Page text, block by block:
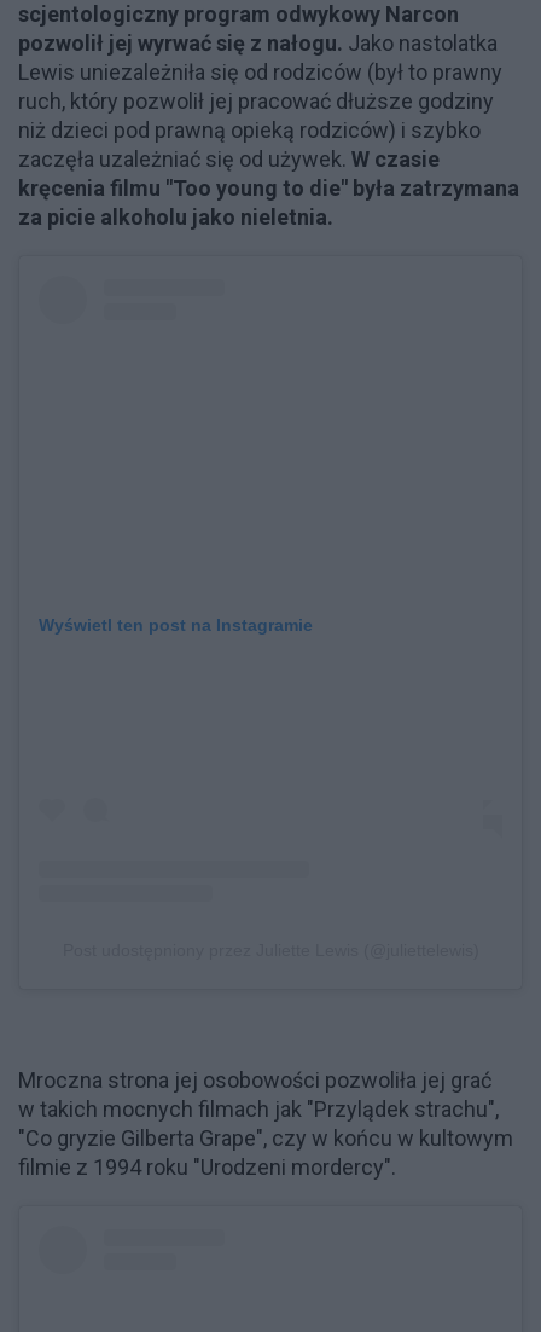
scjentologiczny program odwykowy Narcon
pozwolił jej wyrwać się z nałogu. Jako nastolatka
Lewis uniezależniła się od rodziców (był to prawny
ruch, który pozwolił jej pracować dłuższe godziny
niż dzieci pod prawną opieką rodziców) i szybko
zaczęła uzależniać się od używek. W czasie
kręcenia filmu "Too young to die" była zatrzymana
za picie alkoholu jako nieletnia.
Wyświetl ten post na Instagramie
Mroczna strona jej osobowości pozwoliła jej grać
w takich mocnych filmach jak "Przylądek strachu",
"Co gryzie Gilberta Grape", czy w końcu w kultowym
filmie z 1994 roku "Urodzeni mordercy".